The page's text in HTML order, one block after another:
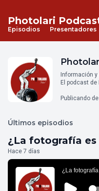
Photolari
Episodios Presentadores
Información
El podcast de
Publicando
Últimos episodios
¿La fotografía
Hace 7 días